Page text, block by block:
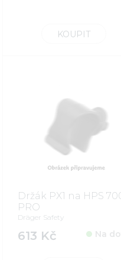
KOUPIT
Držák PX1 na HPS
PRO
Dräger Safety
613 Kč Na